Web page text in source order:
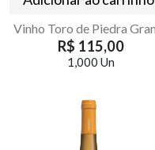
R$ 115,00
1,000 Un